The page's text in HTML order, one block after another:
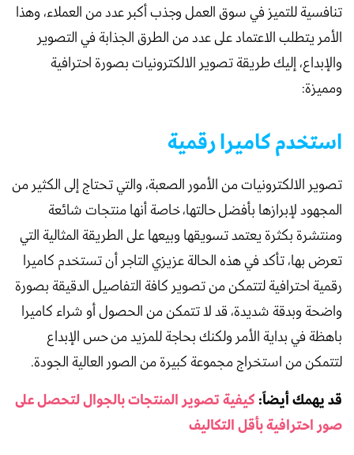
تنافسية للتميز في سوق العمل وجذب أكبر عدد من العملاء، وهذا
الأمر يتطلب الاعتماد على عدد من الطرق الجذابة في التصوير
والإبداع، إليك طريقة تصوير الالكترونيات بصورة احترافية
ومميزة:
استخدم كاميرا رقمية
تصوير الالكترونيات من الأمور الصعبة، والتي تحتاج إلى الكثير من
المجهود لإبرازها بأفضل حالتها، خاصة أنها منتجات شائعة
ومنتشرة بكثرة يعتمد تسويقها وبيعها على الطريقة المثالية التي
تعرض بها، تأكد في هذه الحالة عزيزي التاجر أن تستخدم كاميرا
رقمية احترافية لتتمكن من تصوير كافة التفاصيل الدقيقة بصورة
واضحة وبدقة شديدة، قد لا تتمكن من الحصول أو شراء كاميرا
باهظة في بداية الأمر ولكنك بحاجة للمزيد من حس الإبداع
لتتمكن من استخراج مجموعة كبيرة من الصور العالية الجودة.
قد يهمك أيضاً:كيفية تصوير المنتجات بالجوال لتحصل على
صور احترافية بأقل التكاليف